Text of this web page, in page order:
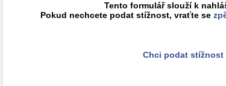
Tento formulář slouží k
Pokud nechcete podat stížnost, vraťte se
Chci podat stížnost